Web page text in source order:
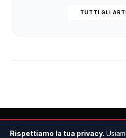
TUTTI GLI
Rispettiamo la tua privacy.